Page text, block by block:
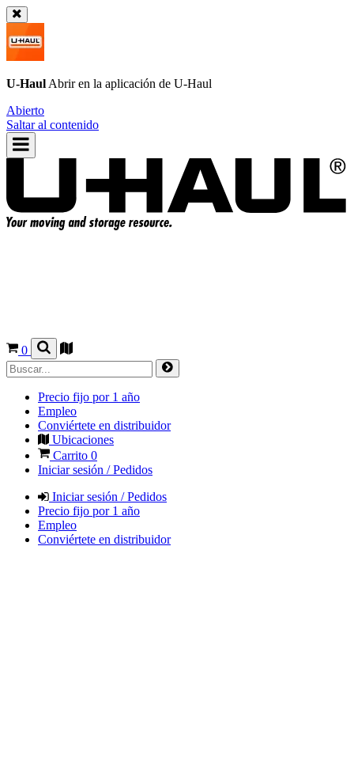
U-Haul Abrir en la aplicación de U-Haul
Abierto
Saltar al contenido
0
Precio fijo por 1 año
Empleo
Conviértete en distribuidor
Ubicaciones
Carrito 0
Iniciar sesión / Pedidos
Iniciar sesión / Pedidos
Precio fijo por 1 año
Empleo
Conviértete en distribuidor